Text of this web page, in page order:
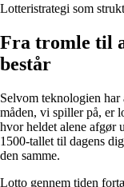
Lotteristrategi som
Fra tromle til
består
Selvom teknologien
måden, vi spiller på, er
hvor heldet alene afgør
1500-tallet til dagens
den samme.
Lotto gennem tiden